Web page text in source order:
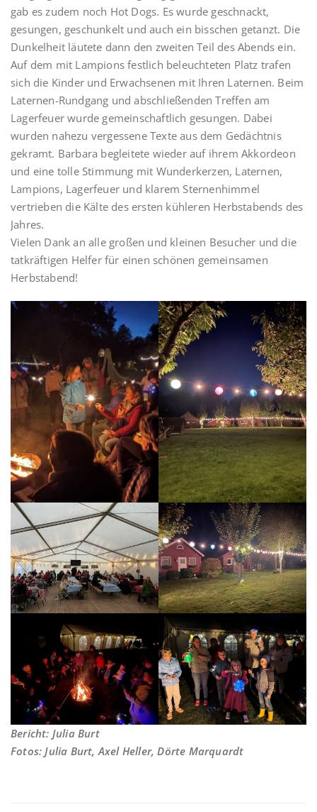
gab es zudem noch Hot Dogs. Es wurde geschnackt,
gesungen, geschunkelt und auch ein bisschen getanzt. Die
Dunkelheit läutete dann den zweiten Teil des Abends ein.
Auf dem mit Lampions festlich beleuchteten Platz trafen
sich die Kinder und Erwachsenen mit Ihren Laternen. Beim
Laternen-Rundgang und abschließenden Treffen am
Lagerfeuer wurde gemeinschaftlich gesungen. Dabei
wurden nahezu vergessene Texte aus dem Gedächtnis
gekramt. Barbara begleitete wieder auf ihrem Akkordeon
und eine tolle Stimmung mit Wunderkerzen, Laternen,
Lampions, Lagerfeuer und klarem Sternenhimmel
vertrieben die Kälte des ersten kühleren Herbstabends des
Jahres.
Vielen Dank an alle großen und kleinen Besucher und die
tatkräftigen Helfer für einen schönen gemeinsamen
Herbstabend!
Bericht: Julia Burt
Fotos: Julia Burt, Axel Heller, Dörte Marquardt